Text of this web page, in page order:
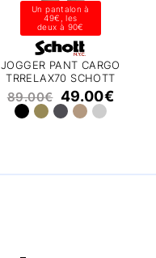
Un pantalon à
49€, les
deux à 90€
JOGGER PANT CARGO
TRRELAX70 SCHOTT
89.00€ 49.00€